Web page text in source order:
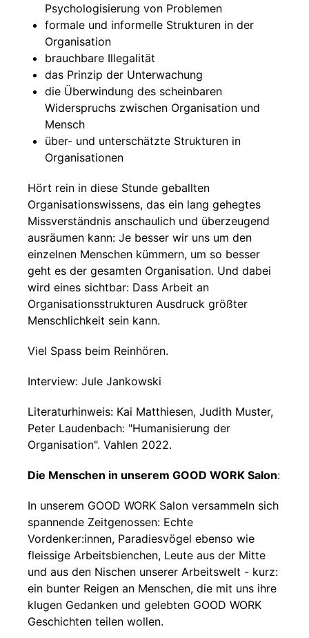
Psychologisierung von Problemen
formale und informelle Strukturen in der
Organisation
brauchbare Illegalität
das Prinzip der Unterwachung
die Überwindung des scheinbaren
Widerspruchs zwischen Organisation und
Mensch
über- und unterschätzte Strukturen in
Organisationen
Hört rein in diese Stunde geballten
Organisationswissens, das ein lang gehegtes
Missverständnis anschaulich und überzeugend
ausräumen kann: Je besser wir uns um den
einzelnen Menschen kümmern, um so besser
geht es der gesamten Organisation. Und dabei
wird eines sichtbar: Dass Arbeit an
Organisationsstrukturen Ausdruck größter
Menschlichkeit sein kann.
Viel Spass beim Reinhören.
Interview: Jule Jankowski
Literaturhinweis: Kai Matthiesen, Judith Muster,
Peter Laudenbach: "Humanisierung der
Organisation". Vahlen 2022.
Die Menschen in unserem GOOD WORK Salon:
In unserem GOOD WORK Salon versammeln sich
spannende Zeitgenossen: Echte
Vordenker:innen, Paradiesvögel ebenso wie
fleissige Arbeitsbienchen, Leute aus der Mitte
und aus den Nischen unserer Arbeitswelt - kurz:
ein bunter Reigen an Menschen, die mit uns ihre
klugen Gedanken und gelebten GOOD WORK
Geschichten teilen wollen.